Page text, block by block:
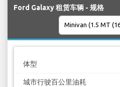
Ford Galaxy 租赁车辆 - 规格
体型
城市行驶百公里油耗